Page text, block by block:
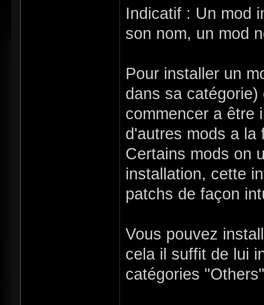
Indicatif : Un mod
son nom, un mod
Pour installer un
dans sa
commencer a être
d'autres mods a la
Certains mods on
installation, cette
patchs de façon
Vous pouvez
cela il suffit de lui
catégories "Others"